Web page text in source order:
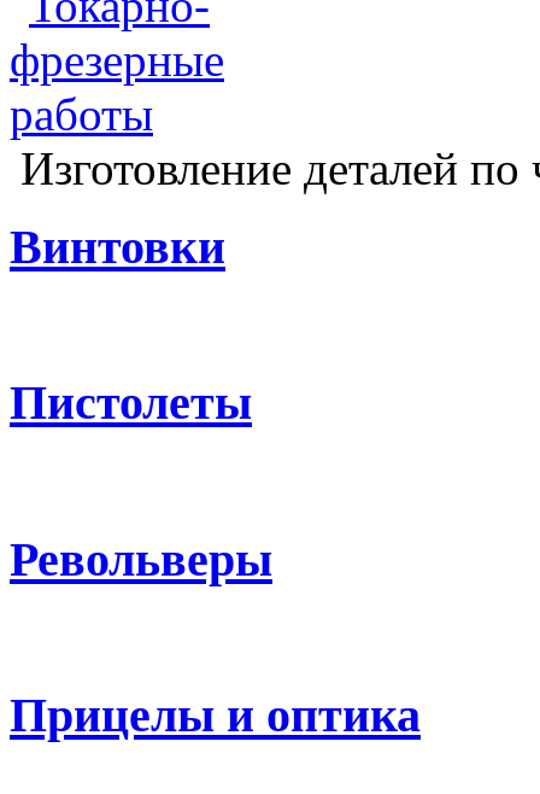
Изготовление деталей
Винтовки
Пистолеты
Револьверы
Прицелы и оптика